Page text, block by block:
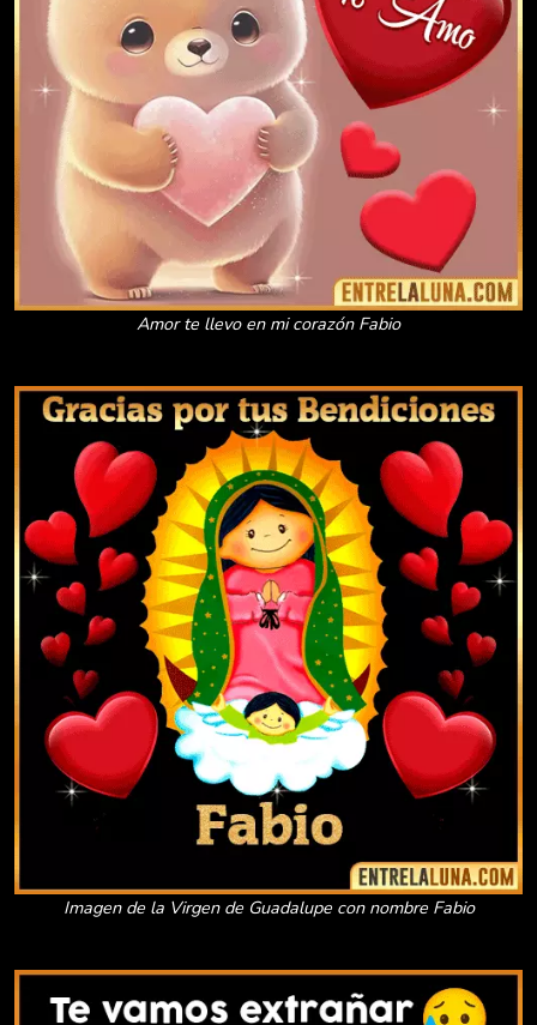
Amor te llevo en mi corazón Fabio
Imagen de la Virgen de Guadalupe con nombre Fabio